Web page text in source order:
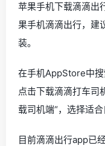
苹果手机下载滴滴出
果手机滴滴出行，建
装。
在手机AppStore中搜
点击下载滴滴打车司
载司机端“，选择适
目前滴滴出行app已